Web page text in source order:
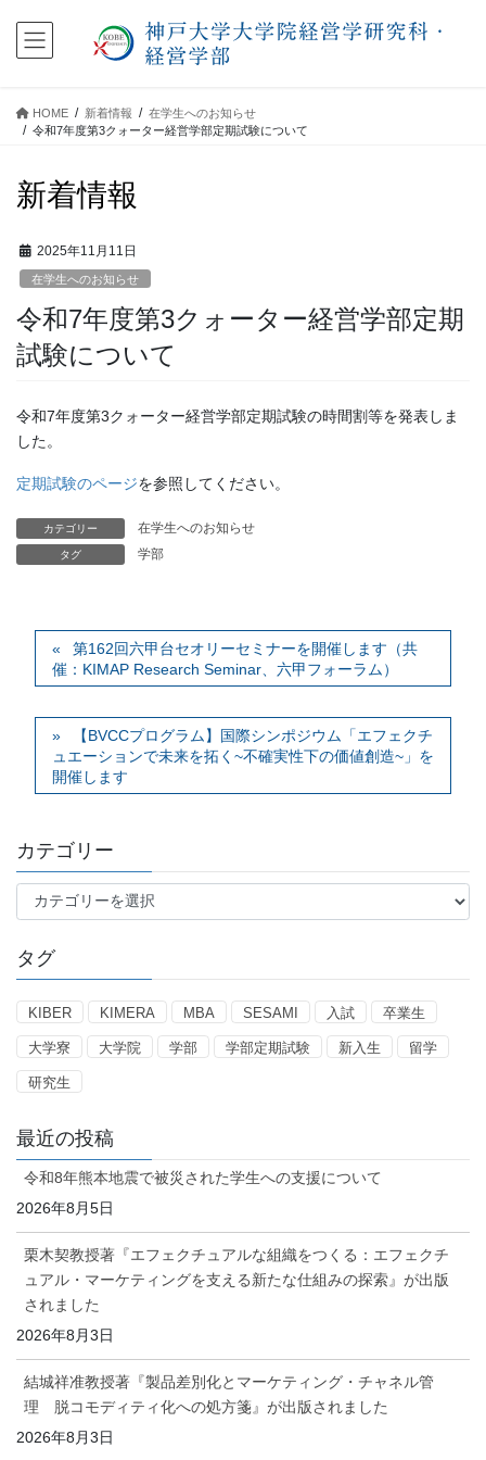
HOME 新着情報
在学生へのお知らせ
令和7年度第3クォーター経営学部定期試験について
新着情報
2025年11月11日
在学生へのお知らせ
令和7年度第3クォーター経営学部定期
試験について
令和7年度第3クォーター経営学部定期試験の時間割等を発表しま
した。
定期試験のページを参照してください。
カテゴリー 在学生へのお知らせ
タグ 学部
第162回六甲台セオリーセミナーを開催します（共
催：KIMAP Research Seminar、六甲フォーラム）
【BVCCプログラム】国際シンポジウム「エフェクチ
ュエーションで未来を拓く~不確実性下の価値創造~」を
開催します
カテゴリー
テ
リ
ー
タグ
KIBER KIMERA MBA SESAMI 入試 卒業生
大学寮 大学院 学部 学部定期試験 新入生 留学
研究生
最近の投稿
令和8年熊本地震で被災された学生への支援について
2026年8月5日
栗木契教授著『エフェクチュアルな組織をつくる：エフェクチ
ュアル・マーケティングを支える新たな仕組みの探索』が出版
されました
2026年8月3日
結城祥准教授著『製品差別化とマーケティング・チャネル管
理 脱コモディティ化への処方箋』が出版されました
2026年8月3日